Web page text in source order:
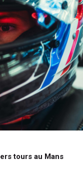
tours au Mans